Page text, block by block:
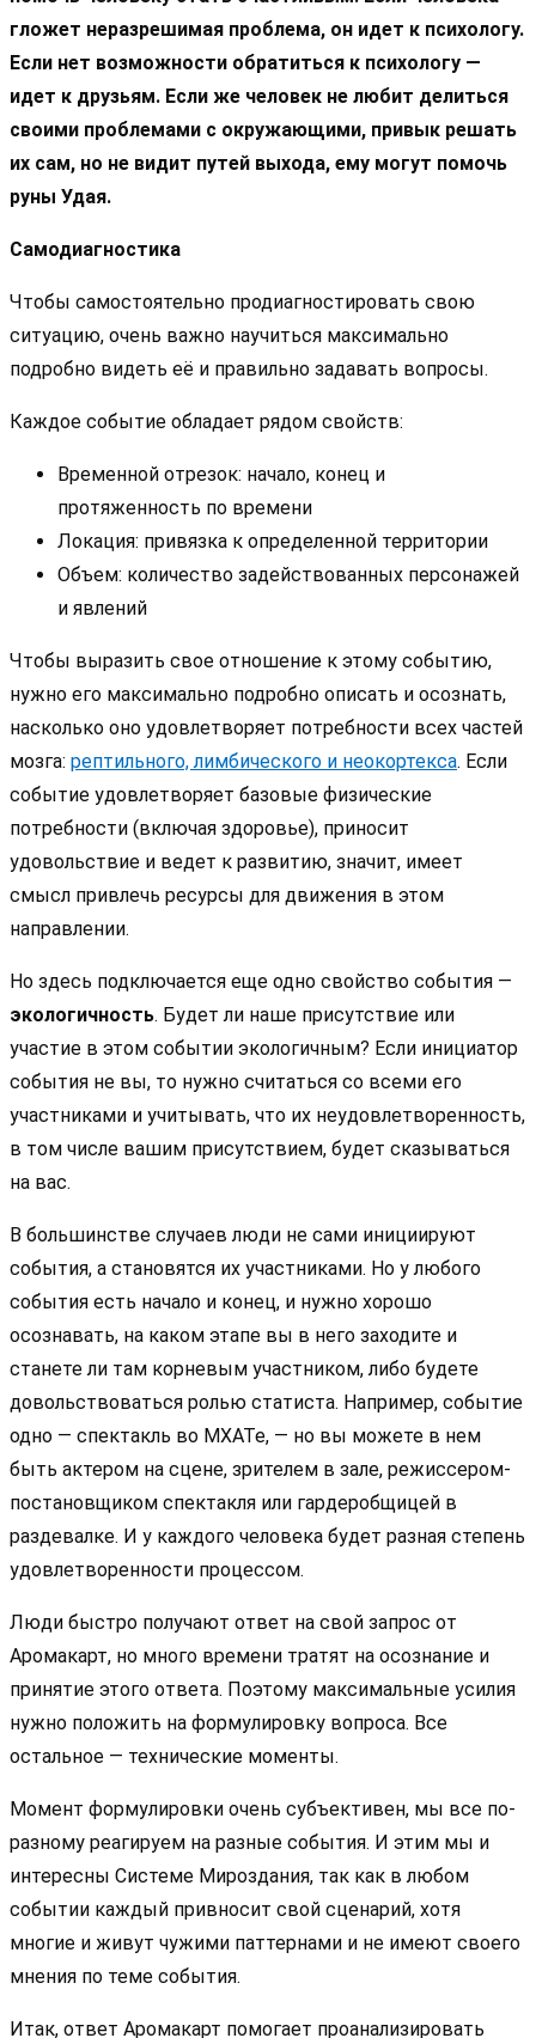
гложет неразрешимая проблема, он идет к психологу.
Если нет возможности обратиться к психологу —
идет к друзьям. Если же человек не любит делиться
своими проблемами с окружающими, привык решать
их сам, но не видит путей выхода, ему могут помочь
руны Удая.
Самодиагностика
Чтобы самостоятельно продиагностировать свою
ситуацию, очень важно научиться максимально
подробно видеть её и правильно задавать вопросы.
Каждое событие обладает рядом свойств:
Временной отрезок: начало, конец и
протяженность по времени
Локация: привязка к определенной территории
Объем: количество задействованных персонажей
и явлений
Чтобы выразить свое отношение к этому событию,
нужно его максимально подробно описать и осознать,
насколько оно удовлетворяет потребности всех частей
мозга: рептильного, лимбического и неокортекса. Если
событие удовлетворяет базовые физические
потребности (включая здоровье), приносит
удовольствие и ведет к развитию, значит, имеет
смысл привлечь ресурсы для движения в этом
направлении.
Но здесь подключается еще одно свойство события —
экологичность. Будет ли наше присутствие или
участие в этом событии экологичным? Если инициатор
события не вы, то нужно считаться со всеми его
участниками и учитывать, что их неудовлетворенность,
в том числе вашим присутствием, будет сказываться
на вас.
В большинстве случаев люди не сами инициируют
события, а становятся их участниками. Но у любого
события есть начало и конец, и нужно хорошо
осознавать, на каком этапе вы в него заходите и
станете ли там корневым участником, либо будете
довольствоваться ролью статиста. Например, событие
одно — спектакль во МХАТе, — но вы можете в нем
быть актером на сцене, зрителем в зале, режиссером-
постановщиком спектакля или гардеробщицей в
раздевалке. И у каждого человека будет разная степень
удовлетворенности процессом.
Люди быстро получают ответ на свой запрос от
Аромакарт, но много времени тратят на осознание и
принятие этого ответа. Поэтому максимальные усилия
нужно положить на формулировку вопроса. Все
остальное — технические моменты.
Момент формулировки очень субъективен, мы все по-
разному реагируем на разные события. И этим мы и
интересны Системе Мироздания, так как в любом
событии каждый привносит свой сценарий, хотя
многие и живут чужими паттернами и не имеют своего
мнения по теме события.
Итак, ответ Аромакарт помогает проанализировать